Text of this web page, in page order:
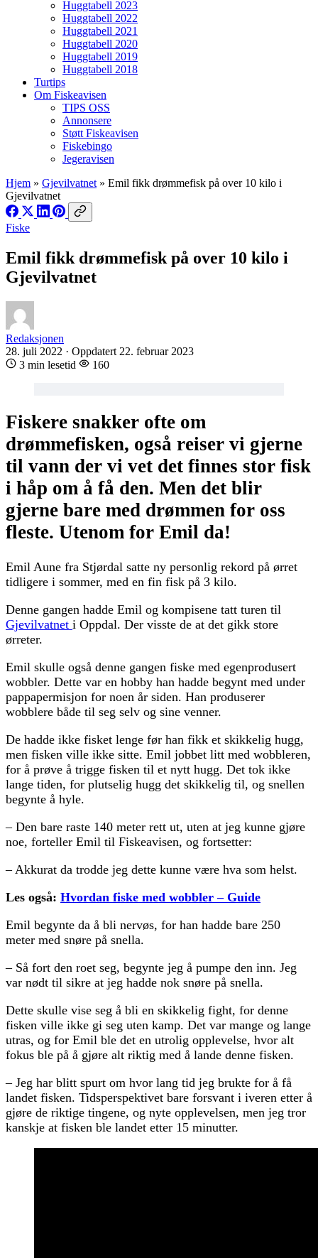
Huggtabell 2023
Huggtabell 2022
Huggtabell 2021
Huggtabell 2020
Huggtabell 2019
Huggtabell 2018
Turtips
Om Fiskeavisen
TIPS OSS
Annonsere
Støtt Fiskeavisen
Fiskebingo
Jegeravisen
Hjem » Gjevilvatnet » Emil fikk drømmefisk på over 10 kilo i
Gjevilvatnet
Fiske
Emil fikk drømmefisk på over 10 kilo i
Gjevilvatnet
Redaksjonen
28. juli 2022 · Oppdatert 22. februar 2023
3 min lesetid
160
Fiskere snakker ofte om
drømmefisken, også reiser vi gjerne
til vann der vi vet det finnes stor fisk
i håp om å få den. Men det blir
gjerne bare med drømmen for oss
fleste. Utenom for Emil da!
Emil Aune fra Stjørdal satte ny personlig rekord på ørret
tidligere i sommer, med en fin fisk på 3 kilo.
Denne gangen hadde Emil og kompisene tatt turen til
Gjevilvatnet i Oppdal. Der visste de at det gikk store
ørreter.
Emil skulle også denne gangen fiske med egenprodusert
wobbler. Dette var en hobby han hadde begynt med under
pappapermisjon for noen år siden. Han produserer
wobblere både til seg selv og sine venner.
De hadde ikke fisket lenge før han fikk et skikkelig hugg,
men fisken ville ikke sitte. Emil jobbet litt med wobbleren,
for å prøve å trigge fisken til et nytt hugg. Det tok ikke
lange tiden, for plutselig hugg det skikkelig til, og snellen
begynte å hyle.
– Den bare raste 140 meter rett ut, uten at jeg kunne gjøre
noe, forteller Emil til Fiskeavisen, og fortsetter:
– Akkurat da trodde jeg dette kunne være hva som helst.
Les også: Hvordan fiske med wobbler – Guide
Emil begynte da å bli nervøs, for han hadde bare 250
meter med snøre på snella.
– Så fort den roet seg, begynte jeg å pumpe den inn. Jeg
var nødt til sikre at jeg hadde nok snøre på snella.
Dette skulle vise seg å bli en skikkelig fight, for denne
fisken ville ikke gi seg uten kamp. Det var mange og lange
utras, og for Emil ble det en utrolig opplevelse, hvor alt
fokus ble på å gjøre alt riktig med å lande denne fisken.
– Jeg har blitt spurt om hvor lang tid jeg brukte for å få
landet fisken. Tidsperspektivet bare forsvant i iveren etter å
gjøre de riktige tingene, og nyte opplevelsen, men jeg tror
kanskje at fisken ble landet etter 15 minutter.